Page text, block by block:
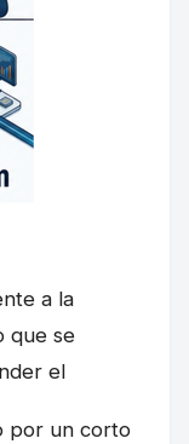
a la
que se
el
por un corto